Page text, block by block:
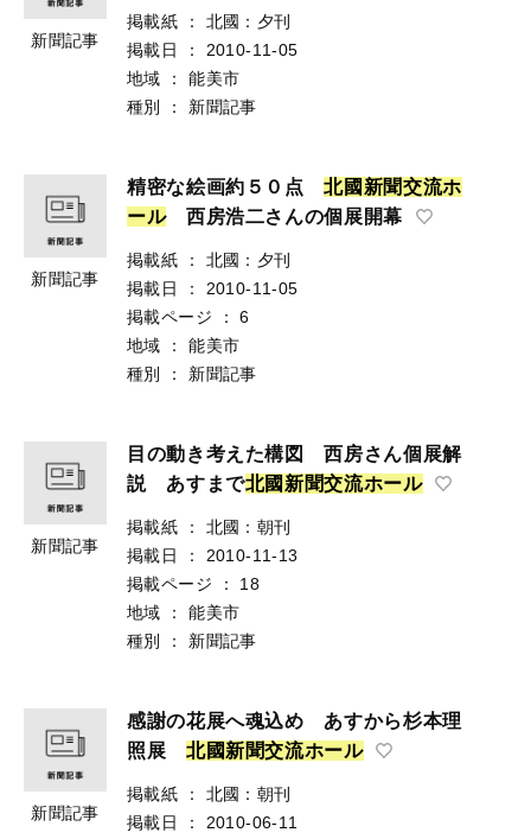
新聞記事
掲載紙 ：
北國：夕刊
掲載日
：
2010-11-05
地域
：
能美市
種別
： 新聞記事
新聞記事
精密な絵画約５０点北國 新聞交流ホ
ール西房浩二さんの個展開幕
掲載紙 ：
北國：夕刊
掲載日
：
2010-11-05
掲載ページ
：
6
地域
：
能美市
種別
： 新聞記事
新聞記事
目の動き考えた構図 西房さん個展解
説 あすまで北國 新聞交流ホール
掲載紙 ：
北國：朝刊
掲載日
：
2010-11-13
掲載ページ
：
18
地域
：
能美市
種別
： 新聞記事
新聞記事
感謝の花展へ魂込め あすから杉本理
照展 北國新聞交流ホール
掲載紙 ：
北國：朝刊
掲載日
：
2010-06-11